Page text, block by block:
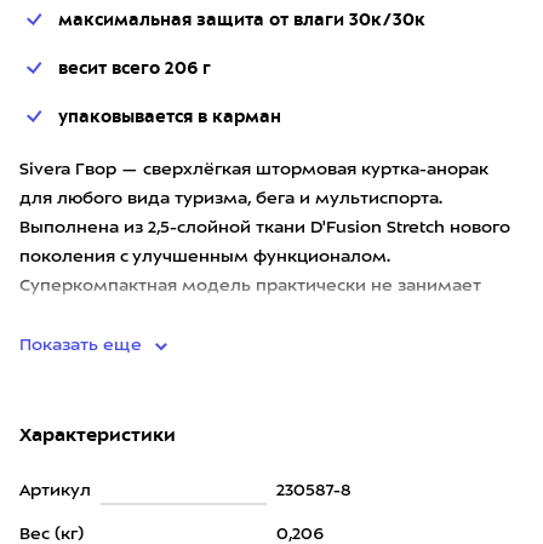
максимальная защита от влаги 30к/30к
весит всего 206 г
упаковывается в карман
Sivera Гвор — сверхлёгкая штормовая куртка-анорак
для любого вида туризма, бега и мультиспорта.
Выполнена из 2,5-слойной ткани D'Fusion Stretch нового
поколения с улучшенным функционалом.
Суперкомпактная модель практически не занимает
Показать еще
Характеристики
Артикул 230587-8
Вес (кг) 0,206